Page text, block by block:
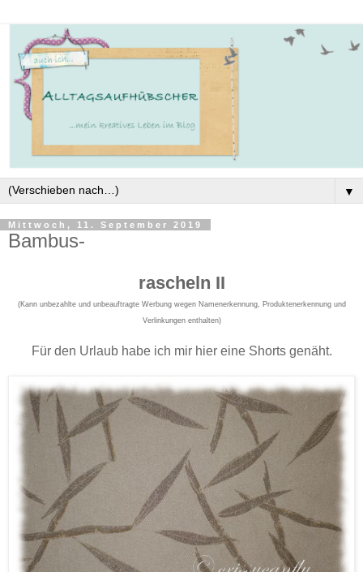
▼
Mittwoch, 11. September 2019
Bambus-
rascheln II
(Kann unbezahlte und unbeauftragte Werbung wegen Namenerkennung, Produktenerkennung und
Verlinkungen enthalten)
Für den Urlaub habe ich mir hier eine Shorts genäht.